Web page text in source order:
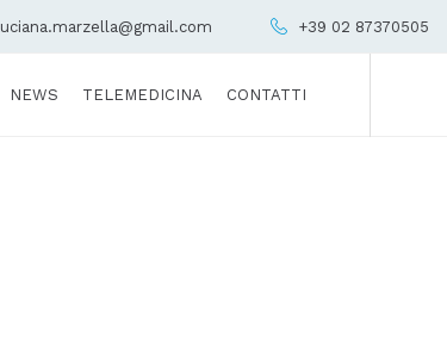
luciana.marzella@gmail.com +39 02 87370505
NEWS TELEMEDICINA CONTATTI